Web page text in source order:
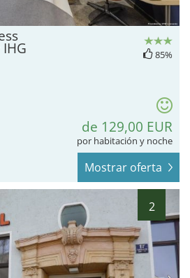
IHG 85%
de 129,00 EUR
por habitación y noche
Mostrar oferta
2